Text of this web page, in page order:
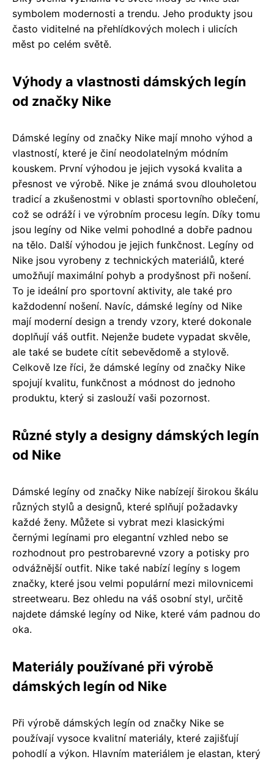
symbolem modernosti a trendu. Jeho produkty jsou
často viditelné na přehlídkových molech i ulicích
měst po celém světě.
Výhody a vlastnosti dámských legín
od značky Nike
Dámské legíny od značky Nike mají mnoho výhod a
vlastností, které je činí neodolatelným módním
kouskem. První výhodou je jejich vysoká kvalita a
přesnost ve výrobě. Nike je známá svou dlouholetou
tradicí a zkušenostmi v oblasti sportovního oblečení,
což se odráží i ve výrobním procesu legín. Díky tomu
jsou legíny od Nike velmi pohodlné a dobře padnou
na tělo. Další výhodou je jejich funkčnost. Legíny od
Nike jsou vyrobeny z technických materiálů, které
umožňují maximální pohyb a prodyšnost při nošení.
To je ideální pro sportovní aktivity, ale také pro
každodenní nošení. Navíc, dámské legíny od Nike
mají moderní design a trendy vzory, které dokonale
doplňují váš outfit. Nejenže budete vypadat skvěle,
ale také se budete cítit sebevědomě a stylově.
Celkově lze říci, že dámské legíny od značky Nike
spojují kvalitu, funkčnost a módnost do jednoho
produktu, který si zaslouží vaši pozornost.
Různé styly a designy dámských legín
od Nike
Dámské legíny od značky Nike nabízejí širokou škálu
různých stylů a designů, které splňují požadavky
každé ženy. Můžete si vybrat mezi klasickými
černými legínami pro elegantní vzhled nebo se
rozhodnout pro pestrobarevné vzory a potisky pro
odvážnější outfit. Nike také nabízí legíny s logem
značky, které jsou velmi populární mezi milovnicemi
streetwearu. Bez ohledu na váš osobní styl, určitě
najdete dámské legíny od Nike, které vám padnou do
oka.
Materiály používané při výrobě
dámských legín od Nike
Při výrobě dámských legín od značky Nike se
používají vysoce kvalitní materiály, které zajišťují
pohodlí a výkon. Hlavním materiálem je elastan, který